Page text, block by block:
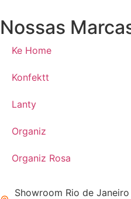
Nossas
Ke Home
Konfektt
Lanty
Organiz
Organiz Rosa
Showroom Rio de